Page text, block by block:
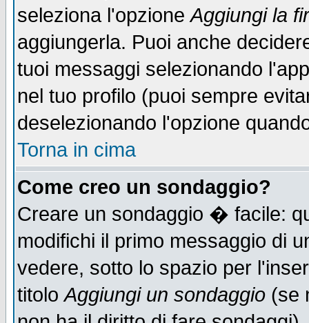
seleziona l'opzioneAggiungi la
aggiungerla. Puoi anche
tuoi messaggi selezionando
nel tuo profilo (puoi sempre
deselezionando l'opzione
Torna in cima
Come creo un sondaggio?
Creare un sondaggio � facile:
modifichi il primo messaggio di
vedere, sotto lo spazio per
titoloAggiungi un sondaggio (se